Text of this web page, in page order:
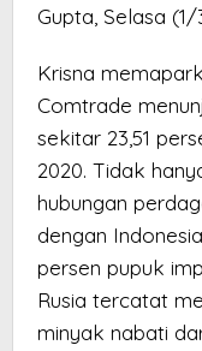
Gupta, Selasa (1/
Krisna
Comtrade
sekitar 23,51
2020. Tidak
hubungan
dengan
persen pupuk
Rusia tercatat
minyak nabati